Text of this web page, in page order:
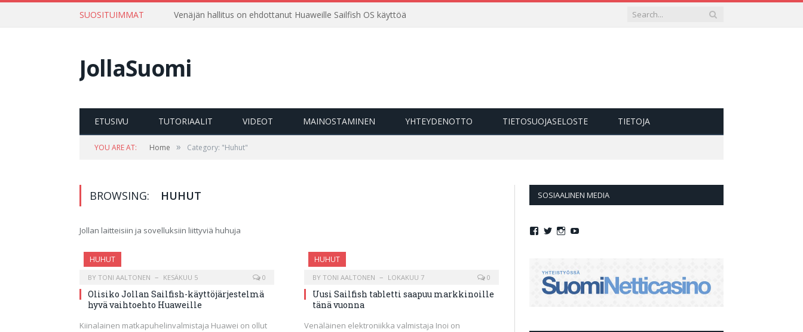
SUOSITUIMMAT Venäjän hallitus on ehdottanut Huaweille Sailfish OS käyttöä
JollaSuomi
ETUSIVU TUTORIAALIT VIDEOT MAINOSTAMINEN YHTEYDENOTTO TIETOSUOJASELOSTE TIETOJA
YOU ARE AT: Home » Category: "Huhut"
BROWSING: HUHUT
Jollan laitteisiin ja sovelluksiin liittyviä huhuja
HUHUT
BY TONI AALTONEN KESÄKUU 5 0
Olisiko Jollan Sailfish-käyttöjärjestelmä
hyvä vaihtoehto Huaweille
Kiinalainen matkapuhelinvalmistaja Huawei on ollut
HUHUT
BY TONI AALTONEN LOKAKUU 7 0
Uusi Sailfish tabletti saapuu markkinoille
tänä vuonna
Venäläinen elektroniikka valmistaja Inoi on
SOSIAALINEN MEDIA
Näytä
palvelussa
Näytä
palvelussa
Näytä
palvelussa
Näytä
palvelussa